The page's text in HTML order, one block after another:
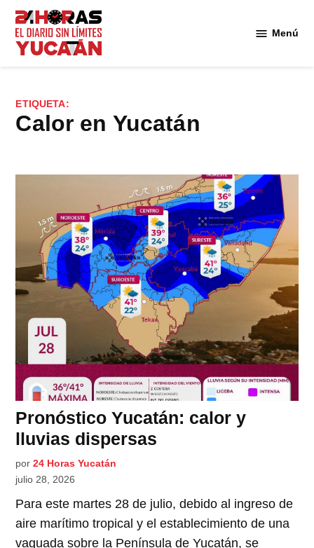
Saltar
contenido
Menú
ETIQUETA:
calor en Yucatán
Pronóstico Yucatán: calor y
lluvias dispersas
por 24 Horas Yucatán
julio 28, 2026
Para este martes 28 de julio, debido al ingreso de
aire marítimo tropical y el establecimiento de una
vaguada sobre la Península de Yucatán, se